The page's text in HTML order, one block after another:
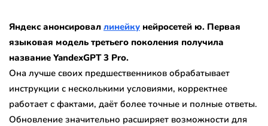
Яндекс анонсировал линейку нейросетей ю. Первая
языковая модель третьего поколения получила
название YandexGPT 3 Pro.
Она лучше своих предшественников обрабатывает
инструкции с несколькими условиями, корректнее
работает с фактами, даёт более точные и полные ответы.
Обновление значительно расширяет возможности для